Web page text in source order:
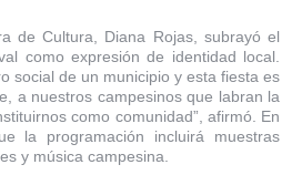
de Cultura, Diana Rojas, subrayó el
como expresión de identidad local.
social de un municipio y esta fiesta es
a nuestros campesinos que labran la
como comunidad”, afirmó. En
la programación incluirá muestras
y música campesina.